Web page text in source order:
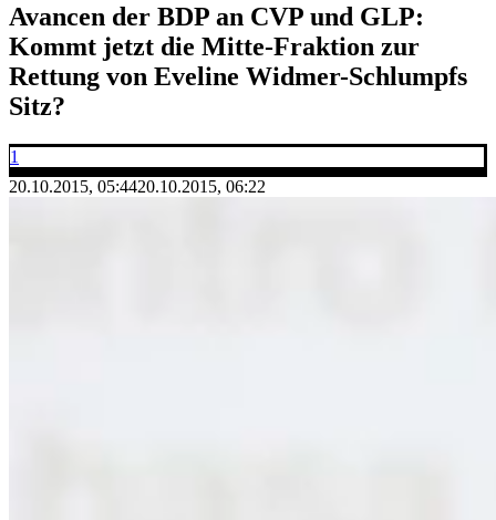
Avancen der BDP an CVP und GLP:
Kommt jetzt die Mitte-Fraktion zur
Rettung von Eveline Widmer-Schlumpfs
Sitz?
1
20.10.2015, 05:4420.10.2015, 06:22